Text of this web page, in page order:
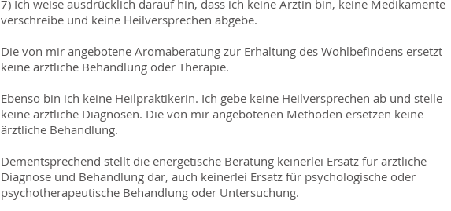
7) Ich weise ausdrücklich darauf hin, dass ich keine Ärztin bin, keine Medikamente
verschreibe und keine Heilversprechen abgebe.
Die von mir angebotene Aromaberatung zur Erhaltung des Wohlbefindens ersetzt
keine ärztliche Behandlung oder Therapie.
Ebenso bin ich keine Heilpraktikerin. Ich gebe keine Heilversprechen ab und stelle
keine ärztliche Diagnosen. Die von mir angebotenen Methoden ersetzen keine
ärztliche Behandlung.
Dementsprechend stellt die energetische Beratung keinerlei Ersatz für ärztliche
Diagnose und Behandlung dar, auch keinerlei Ersatz für psychologische oder
psychotherapeutische Behandlung oder Untersuchung.